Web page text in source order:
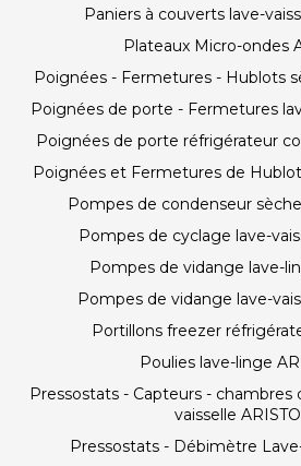
Paniers à couverts lave-
Plateaux Micro-ondes
Poignées - Fermetures - Hublots
Poignées de porte - Fermetures
Poignées de porte réfrigérateur
Poignées et Fermetures de
Pompes de condenseur
Pompes de cyclage lave-
Pompes de vidange lave-
Pompes de vidange lave-
Portillons freezer
Poulies lave-linge
Pressostats - Capteurs - chambres
vaisselle
Pressostats - Débimètre